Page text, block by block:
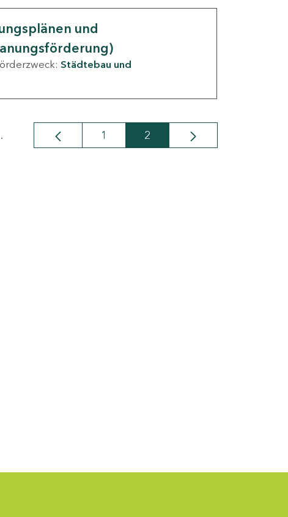
und
Städtebau und
Seite
1 Seite
2